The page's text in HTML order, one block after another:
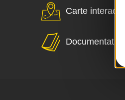
Carte
Documentation